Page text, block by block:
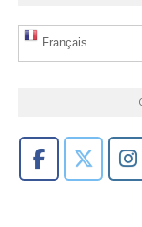
Français